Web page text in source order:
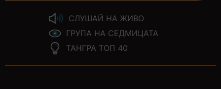
СЛУШАЙ НА ЖИВО
ГРУПА НА СЕДМИЦАТА
ТАНГРА ТОП 40